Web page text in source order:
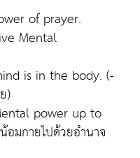
of prayer.
Mental
is in the body. (-
)
power up to
มกายไปด้วยอำนาจ